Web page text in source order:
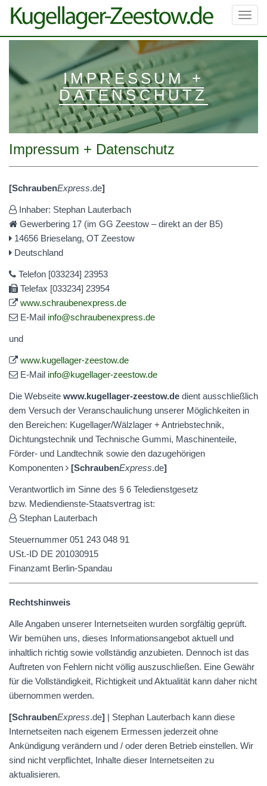
IMPRESSUM +
DATENSCHUTZ
Impressum + Datenschutz
[SchraubenExpress.de]
Inhaber: Stephan Lauterbach
Gewerbering 17 (im GG Zeestow – direkt an der B5)
14656 Brieselang, OT Zeestow
Deutschland
Telefon [033234] 23953
Telefax [033234] 23954
www.schraubenexpress.de
E-Mail info@schraubenexpress.de
und
www.kugellager-zeestow.de
E-Mail info@kugellager-zeestow.de
Die Webseite www.kugellager-zeestow.de dient ausschließlich
dem Versuch der Veranschaulichung unserer Möglichkeiten in
den Bereichen: Kugellager/Wälzlager + Antriebstechnik,
Dichtungstechnik und Technische Gummi, Maschinenteile,
Förder- und Landtechnik sowie den dazugehörigen
Komponenten
[SchraubenExpress.de]
Verantwortlich im Sinne des § 6 Teledienstgesetz
bzw. Mediendienste-Staatsvertrag ist:
Stephan Lauterbach
Steuernummer 051 243 048 91
USt.-ID DE 201030915
Finanzamt Berlin-Spandau
Rechtshinweis
Alle Angaben unserer Internetseiten wurden sorgfältig geprüft.
Wir bemühen uns, dieses Informationsangebot aktuell und
inhaltlich richtig sowie vollständig anzubieten. Dennoch ist das
Auftreten von Fehlern nicht völlig auszuschließen. Eine Gewähr
für die Vollständigkeit, Richtigkeit und Aktualität kann daher nicht
übernommen werden.
[SchraubenExpress.de] | Stephan Lauterbach kann diese
Internetseiten nach eigenem Ermessen jederzeit ohne
Ankündigung verändern und / oder deren Betrieb einstellen. Wir
sind nicht verpflichtet, Inhalte dieser Internetseiten zu
aktualisieren.